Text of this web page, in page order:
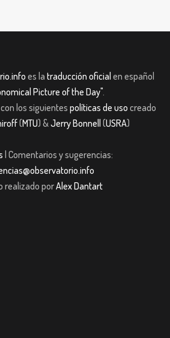
es la traducción oficial en español
Picture of the Day".
los siguientes políticas de uso creado
(MTU) &Jerry Bonnell (USRA)
| Comentarios y sugerencias:
realizado porAlex Dantart